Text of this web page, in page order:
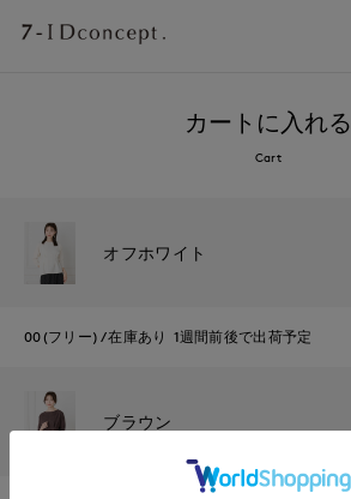
カートに入れる
Cart
オフホワイト
00(フリー) 在庫あり 1週間前後で出荷予定
ブラウン